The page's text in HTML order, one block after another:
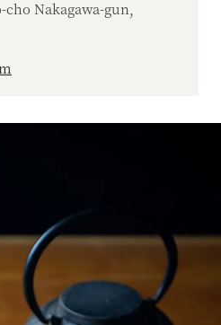
Nakagawa-gun,